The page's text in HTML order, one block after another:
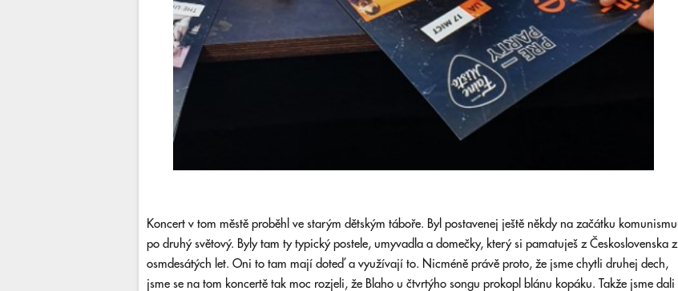
Koncert v tom městě proběhl ve starým dětským táboře. Byl postavenej ještě někdy na začátku komunismu
po druhý světový. Byly tam ty typický postele, umyvadla a domečky, který si pamatuješ z Československa z
osmdesátých let. Oni to tam mají doteď a využívají to. Nicméně právě proto, že jsme chytli druhej dech,
jsme se na tom koncertě tak moc rozjeli, že Blaho u čtvrtýho songu prokopl blánu kopáku. Takže jsme dali